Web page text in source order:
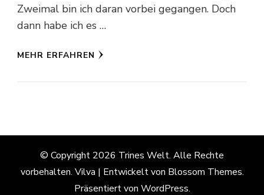
Zweimal bin ich daran vorbei gegangen. Doch
dann habe ich es …
MEHR ERFAHREN
© Copyright 2026 Trines Welt. Alle Rechte
vorbehalten. Vilva | Entwickelt von Blossom Themes.
Präsentiert von WordPress.